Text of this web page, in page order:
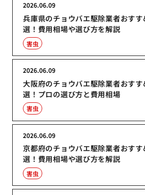
兵庫県のチョウバエ駆除業者おす
選！費用相場や選び方を解説
2026.06.09
害虫
大阪府のチョウバエ駆除業者おす
選！プロの選び方と費用相場
2026.06.09
害虫
京都府のチョウバエ駆除業者おす
選！費用相場や選び方を解説
2026.06.09
害虫